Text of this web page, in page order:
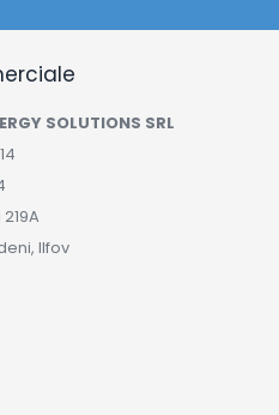
SOLUTIONS SRL
Ilfov